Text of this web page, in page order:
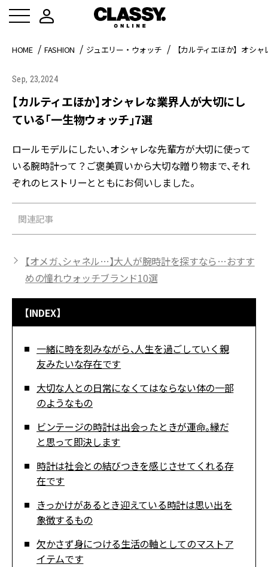
HOME FASHION ジュエリー・ウォッチ 【カルティエほか】オシ
Sep, 23,2024
【カルティエほか】オシャレな業界人が大切にし
ている「一生物ウォッチ」7選
ロールモデルにしたい、オシャレな先輩方が大切に使って
いる腕時計って？ご褒美買いから大切な贈り物まで、それ
ぞれのヒストリーとともにお伺いしました。
関連記事
【オメガ、シャネル…】大人が腕時計を探すなら…おすす
めの憧れウォッチブランド10選
【INDEX】
一緒に時を刻みながら、人生を過ごしていく親
友みたいな存在です
大切な人との日常になくてはならない体の一部
のようなもの
ビンテージの時計は出会ったときが運命。縁だ
と思って即決します
時計は社会との結びつきを感じさせてくれる存
在です
きっかけがあるとき迎えている時計は思い出を
象徴するもの
欠かさず身につける生活の軸としてのマストア
イテムです